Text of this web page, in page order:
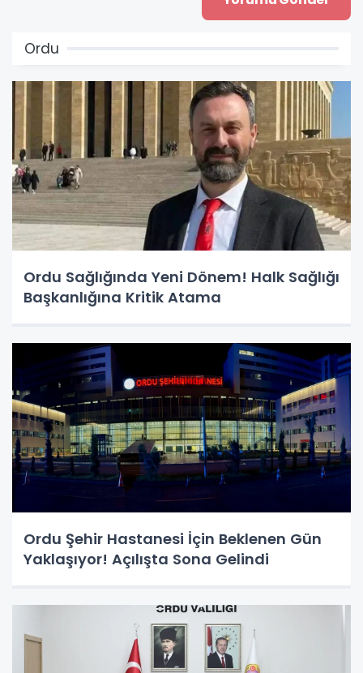
Ordu
Ordu Sağlığında Yeni Dönem! Halk Sağlığı
Başkanlığına Kritik Atama
Ordu Şehir Hastanesi İçin Beklenen Gün
Yaklaşıyor! Açılışta Sona Gelindi